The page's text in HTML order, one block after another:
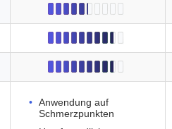
Anwendung auf
Schmerzpunkten